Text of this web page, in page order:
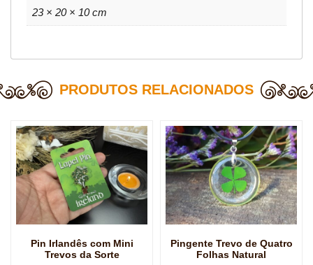
23 × 20 × 10 cm
PRODUTOS RELACIONADOS
Pin Irlandês com Mini
Trevos da Sorte
Pingente Trevo de Quatro
Folhas Natural